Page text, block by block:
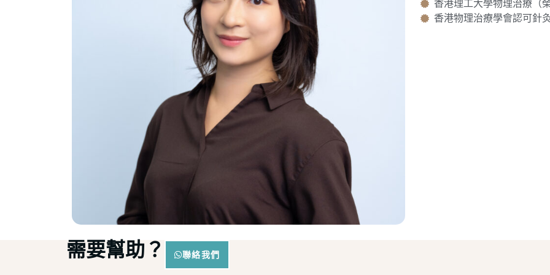
香港理工大學物理治療（
香港物理治療學會認可針
需要幫助？ 聯絡我們